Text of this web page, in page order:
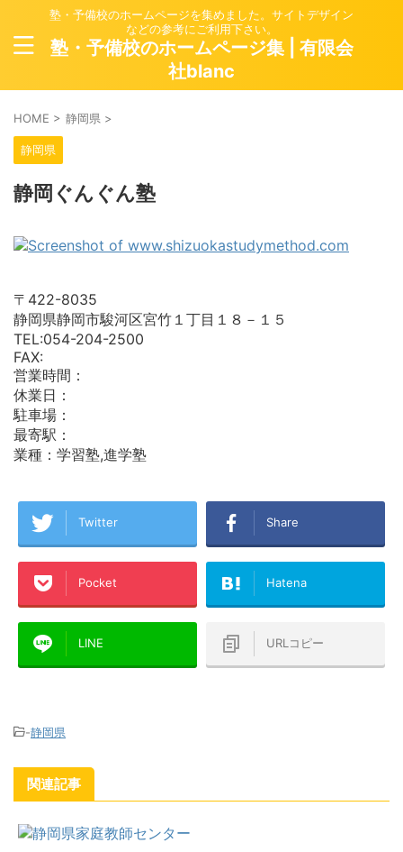
塾・予備校のホームページを集めました。サイトデザイン
などの参考にご利用下さい。
塾・予備校のホームページ集 | 有限会
社blanc
HOME > 静岡県 >
静岡県
静岡ぐんぐん塾
〒422-8035
静岡県静岡市駿河区宮竹１丁目１８－１５
TEL:054-204-2500
FAX:
営業時間：
休業日：
駐車場：
最寄駅：
業種：学習塾,進学塾
Twitter Share
Pocket Hatena
LINE URLコピー
-静岡県
関連記事